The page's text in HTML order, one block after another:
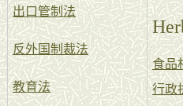
出口管制法
反外国制裁法
教育法
食品
行政